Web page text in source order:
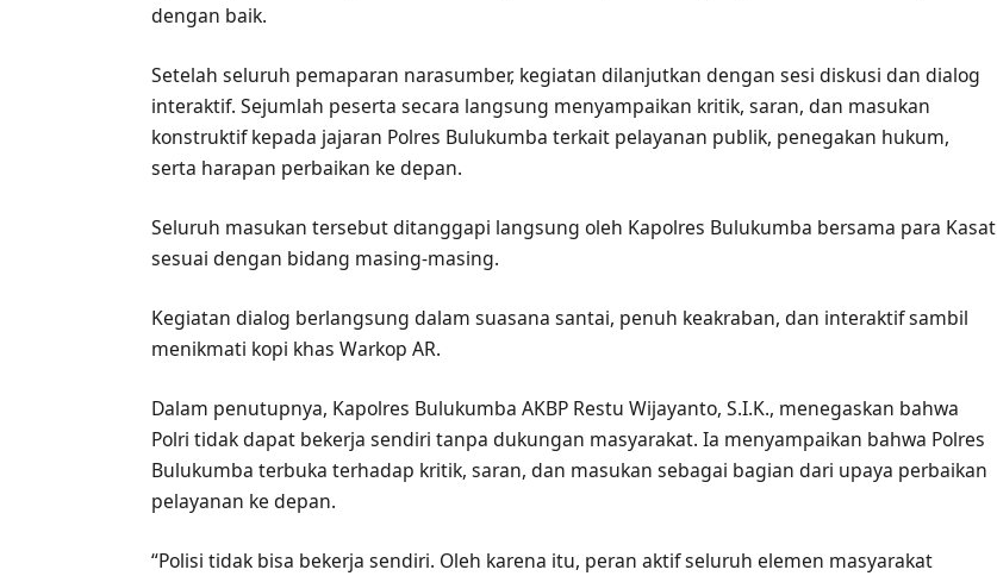
dengan baik.
Setelah seluruh pemaparan narasumber, kegiatan dilanjutkan dengan sesi diskusi dan dialog
interaktif. Sejumlah peserta secara langsung menyampaikan kritik, saran, dan masukan
konstruktif kepada jajaran Polres Bulukumba terkait pelayanan publik, penegakan hukum,
serta harapan perbaikan ke depan.
Seluruh masukan tersebut ditanggapi langsung oleh Kapolres Bulukumba bersama para Kasat
sesuai dengan bidang masing-masing.
Kegiatan dialog berlangsung dalam suasana santai, penuh keakraban, dan interaktif sambil
menikmati kopi khas Warkop AR.
Dalam penutupnya, Kapolres Bulukumba AKBP Restu Wijayanto, S.I.K., menegaskan bahwa
Polri tidak dapat bekerja sendiri tanpa dukungan masyarakat. Ia menyampaikan bahwa Polres
Bulukumba terbuka terhadap kritik, saran, dan masukan sebagai bagian dari upaya perbaikan
pelayanan ke depan.
“Polisi tidak bisa bekerja sendiri. Oleh karena itu, peran aktif seluruh elemen masyarakat